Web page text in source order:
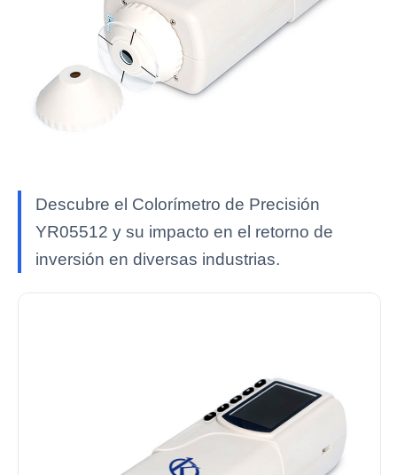
Descubre el Colorímetro de Precisión
YR05512 y su impacto en el retorno de
inversión en diversas industrias.